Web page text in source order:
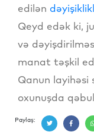
edilən
Qeyd edək ki,
və
manat təşkil
Qanun layihəsi
oxunuşda
Paylaş: